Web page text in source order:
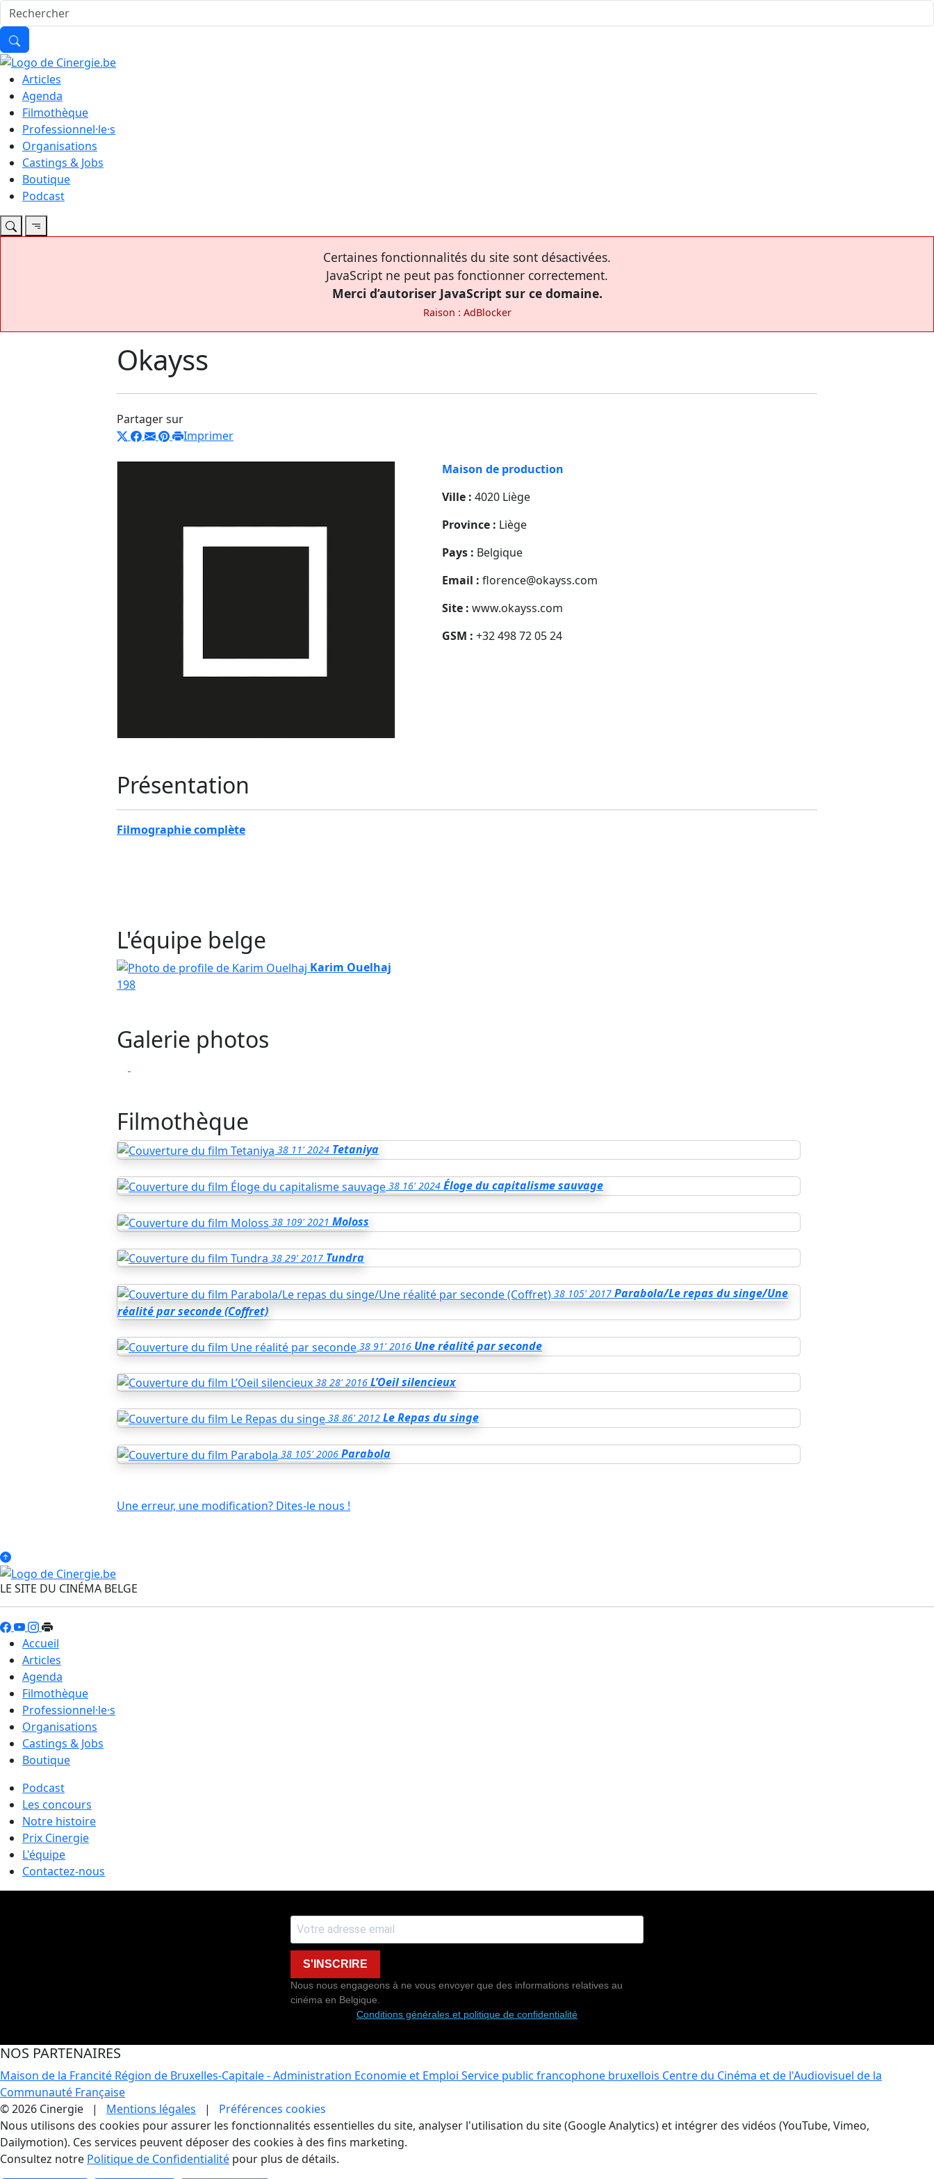
Articles
Agenda
Filmothèque
Professionnel·le·s
Organisations
Castings & Jobs
Boutique
Podcast
Certaines fonctionnalités du site sont désactivées.
JavaScript ne peut pas fonctionner correctement.
Merci d’autoriser JavaScript sur ce domaine.
Raison : AdBlocker
Okayss
Partager sur
Imprimer
Maison de production
Ville : 4020 Liège
Province : Liège
Pays : Belgique
Email : florence@okayss.com
Site : www.okayss.com
GSM : +32 498 72 05 24
Présentation
Filmographie complète
L'équipe belge
Karim Ouelhaj
198
Galerie photos
Filmothèque
38 11' 2024 Tetaniya
38 16' 2024 Éloge du capitalisme sauvage
38 109' 2021 Moloss
38 29' 2017 Tundra
38 105' 2017 Parabola/Le repas du singe/Une
réalité par seconde (Coffret)
38 91' 2016 Une réalité par seconde
38 28' 2016 L’Oeil silencieux
38 86' 2012 Le Repas du singe
38 105' 2006 Parabola
Une erreur, une modification? Dites-le nous !
LE SITE DU CINÉMA BELGE
Accueil
Articles
Agenda
Filmothèque
Professionnel·le·s
Organisations
Castings & Jobs
Boutique
Podcast
Les concours
Notre histoire
Prix Cinergie
L'équipe
Contactez-nous
S'INSCRIRE
Nous nous engageons à ne vous envoyer que des informations relatives au
cinéma en Belgique.
Conditions générales et politique de confidentialité
NOS PARTENAIRES
Maison de la Francité Région de Bruxelles-Capitale - Administration Economie et Emploi Service public francophone bruxellois Centre du Cinéma et de l'Audiovisuel de la
Communauté Française
© 2026 Cinergie | Mentions légales | Préférences cookies
Gestion des Cookies
Nous utilisons des cookies pour assurer les fonctionnalités essentielles du site, analyser l'utilisation du site (Google Analytics) et intégrer des vidéos (YouTube, Vimeo,
Dailymotion). Ces services peuvent déposer des cookies à des fins marketing.
Consultez notre Politique de Confidentialité pour plus de détails.